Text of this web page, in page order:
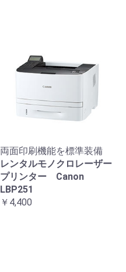
両面印刷機能を標準装備
レンタルモノクロレーザー
プリンター Canon
LBP251
￥4,400